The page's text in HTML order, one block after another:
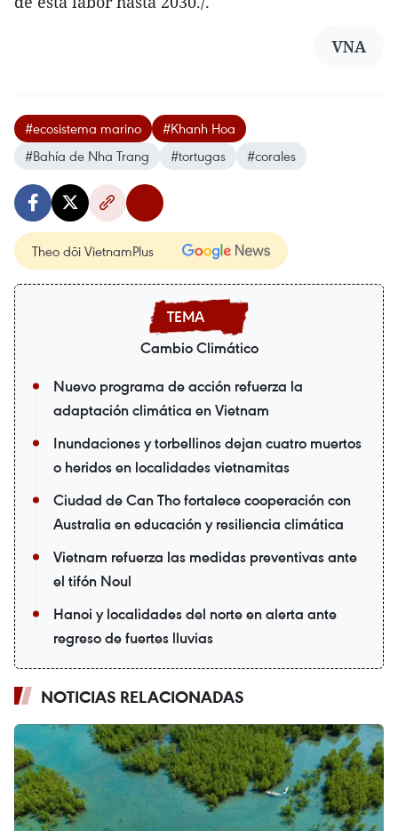
VNA
#ecosistema marino
#Khanh Hoa
#Bahía de Nha Trang
#tortugas #corales
Theo dõi VietnamPlus
Cambio Climático
Nuevo programa de acción refuerza la
adaptación climática en Vietnam
Inundaciones y torbellinos dejan cuatro muertos
o heridos en localidades vietnamitas
Ciudad de Can Tho fortalece cooperación con
Australia en educación y resiliencia climática
Vietnam refuerza las medidas preventivas ante
el tifón Noul
Hanoi y localidades del norte en alerta ante
regreso de fuertes lluvias
NOTICIAS RELACIONADAS